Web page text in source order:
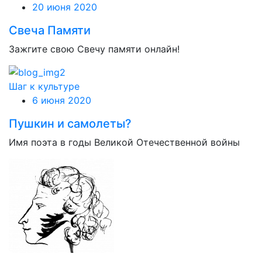
20 июня 2020
Свеча Памяти
Зажгите свою Свечу памяти онлайн!
Шаг к культуре
6 июня 2020
Пушкин и самолеты?
Имя поэта в годы Великой Отечественной войны